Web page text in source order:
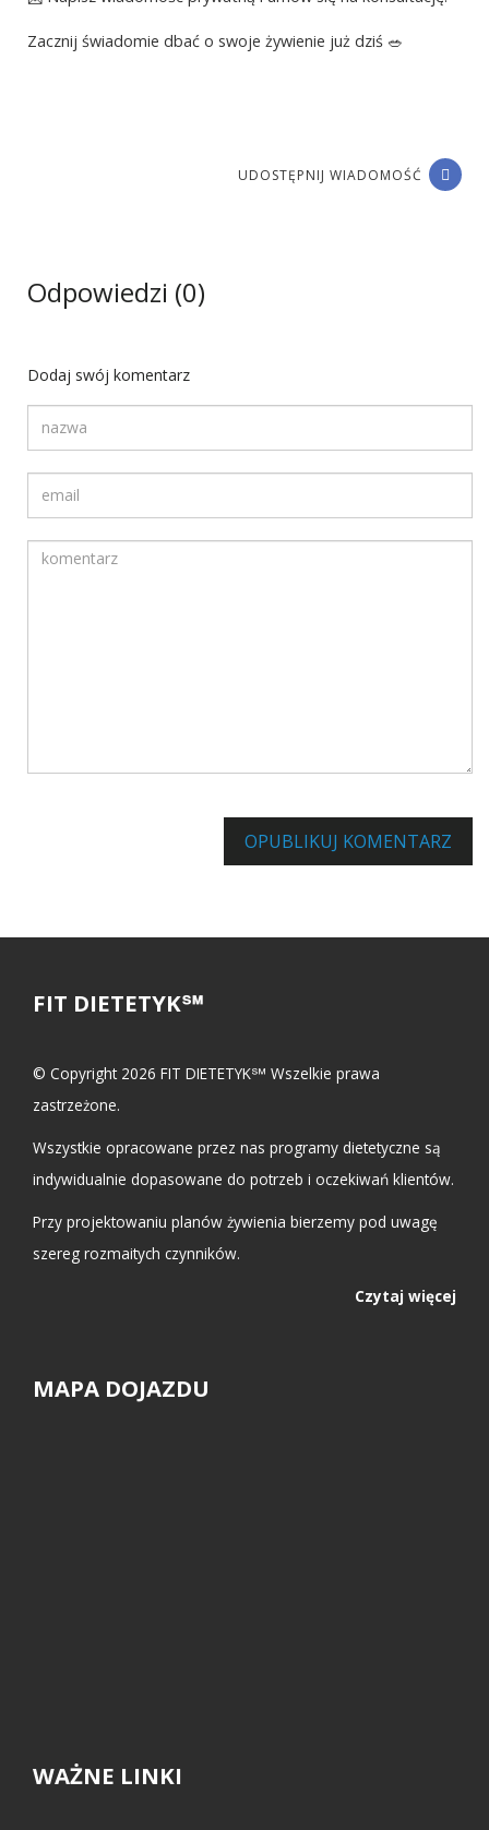
Zacznij świadomie dbać o swoje żywienie już dziś 🥗
UDOSTĘPNIJ WIADOMOŚĆ
Odpowiedzi (0)
Dodaj swój komentarz
Twój adres email
Komentarz
OPUBLIKUJ KOMENTARZ
FIT DIETETYK℠
© Copyright 2026 FIT DIETETYK℠ Wszelkie prawa
zastrzeżone.
Wszystkie opracowane przez nas programy dietetyczne są
indywidualnie dopasowane do potrzeb i oczekiwań klientów.
Przy projektowaniu planów żywienia bierzemy pod uwagę
szereg rozmaitych czynników.
Czytaj więcej
MAPA DOJAZDU
WAŻNE LINKI